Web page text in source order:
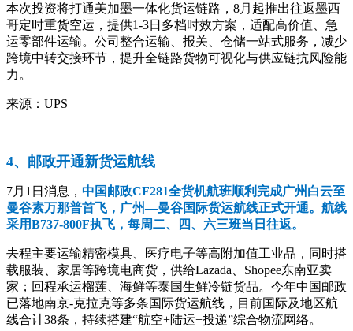
本次投资将打通美加墨一体化货运链路，8月起推出往返墨西
哥定时重货空运，提供1-3日多档时效方案，适配高价值、急
运零部件运输。公司整合运输、报关、仓储一站式服务，减少
跨境中转交接环节，提升全链路货物可视化与供应链抗风险能
力。
来源：UPS
4、邮政开通新货运航线
7月1日消息， 中国邮政CF281全货机航班顺利完成广州白云至
曼谷素万那普首飞，广州—曼谷国际货运航线正式开通。航线
采用B737-800F执飞，每周二、四、六三班当日往返。
去程主要运输精密模具、医疗电子等高附加值工业品，同时搭
载服装、家居等跨境电商货，供给Lazada、Shopee东南亚卖
家；回程承运榴莲、海鲜等泰国生鲜冷链货品。今年中国邮政
已落地南京-克拉克等多条国际货运航线，目前国际及地区航
线合计38条，持续搭建“航空+陆运+投递”综合物流网络。